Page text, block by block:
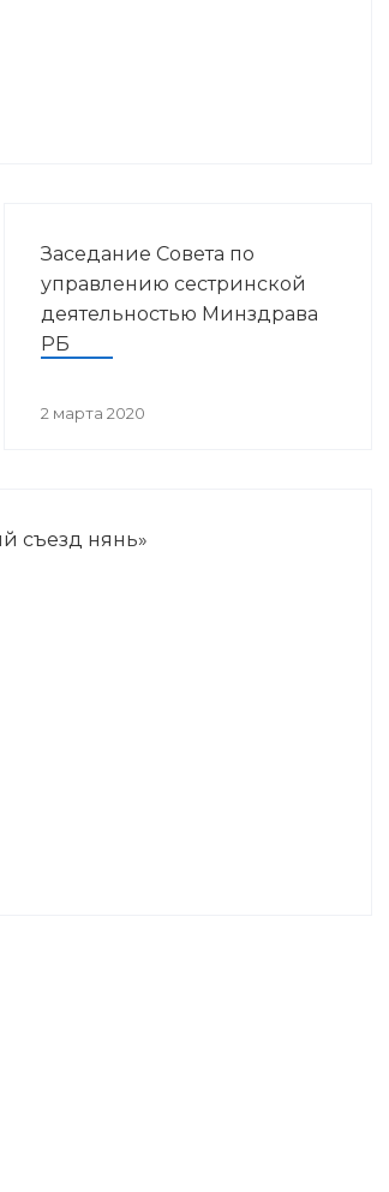
Заседание Совета по
управлению сестринской
деятельностью Минздрава
РБ
2 марта 2020
съезд нянь»